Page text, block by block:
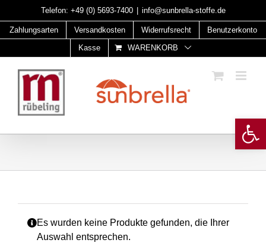
to
content
Telefon: +49 (0) 5693-7400 info@sunbrella-stoffe.de
Zahlungsarten Versandkosten Widerrufsrecht
Benutzerkonto
Kasse
WARENKORB
Es wurden keine Produkte gefunden, die Ihrer
Auswahl entsprechen.